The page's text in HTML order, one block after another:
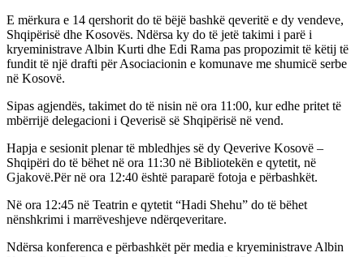
E mërkura e 14 qershorit do të bëjë bashkë qeveritë e dy vendeve,
Shqipërisë dhe Kosovës. Ndërsa ky do të jetë takimi i parë i
kryeministrave Albin Kurti dhe Edi Rama pas propozimit të këtij të
fundit të një drafti për Asociacionin e komunave me shumicë serbe
në Kosovë.
Sipas agjendës, takimet do të nisin në ora 11:00, kur edhe pritet të
mbërrijë delegacioni i Qeverisë së Shqipërisë në vend.
Hapja e sesionit plenar të mbledhjes së dy Qeverive Kosovë –
Shqipëri do të bëhet në ora 11:30 në Bibliotekën e qytetit, në
Gjakovë.Për në ora 12:40 është paraparë fotoja e përbashkët.
Në ora 12:45 në Teatrin e qytetit “Hadi Shehu” do të bëhet
nënshkrimi i marrëveshjeve ndërqeveritare.
Ndërsa konferenca e përbashkët për media e kryeministrave Albin